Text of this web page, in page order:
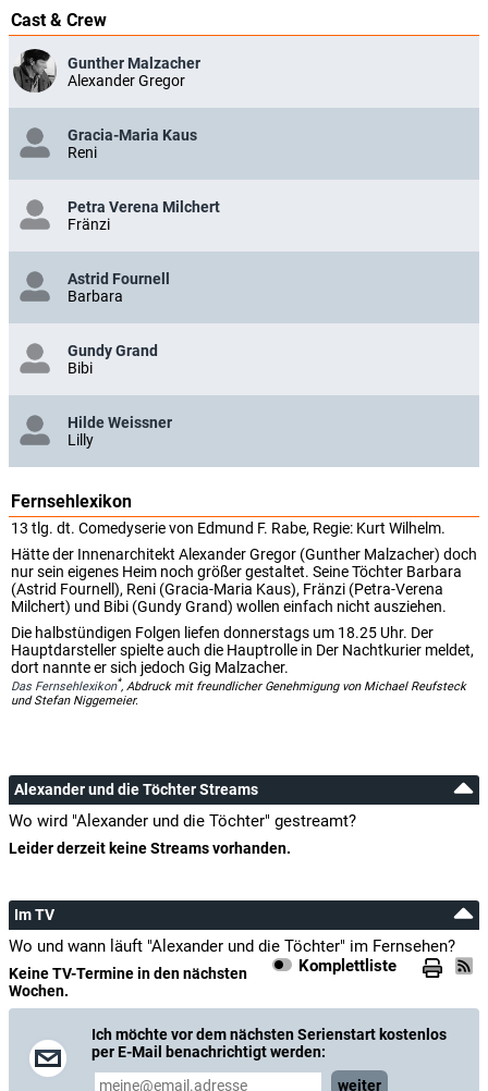
Cast & Crew
Gunther Malzacher
Alexander Gregor
Gracia-Maria Kaus
Reni
Petra Verena Milchert
Fränzi
Astrid Fournell
Barbara
Gundy Grand
Bibi
Hilde Weissner
Lilly
Fernsehlexikon
13 tlg. dt. Comedyserie von Edmund F. Rabe, Regie: Kurt Wilhelm.
Hätte der Innenarchitekt Alexander Gregor (Gunther Malzacher) doch
nur sein eigenes Heim noch größer gestaltet. Seine Töchter Barbara
(Astrid Fournell), Reni (Gracia-Maria Kaus), Fränzi (Petra-Verena
Milchert) und Bibi (Gundy Grand) wollen einfach nicht ausziehen.
Die halbstündigen Folgen liefen donnerstags um 18.25 Uhr. Der
Hauptdarsteller spielte auch die Hauptrolle in Der Nachtkurier meldet,
dort nannte er sich jedoch Gig Malzacher.
Das Fernsehlexikon*, Abdruck mit freundlicher Genehmigung von Michael Reufsteck
und Stefan Niggemeier.
Alexander und die Töchter Streams
Wo wird "Alexander und die Töchter" gestreamt?
Leider derzeit keine Streams vorhanden.
Im TV
Wo und wann läuft "Alexander und die Töchter" im Fernsehen?
Komplettliste
Keine TV-Termine in den nächsten
Wochen.
Ich möchte vor dem nächsten Serienstart kostenlos
per E-Mail benachrichtigt werden:
weiter